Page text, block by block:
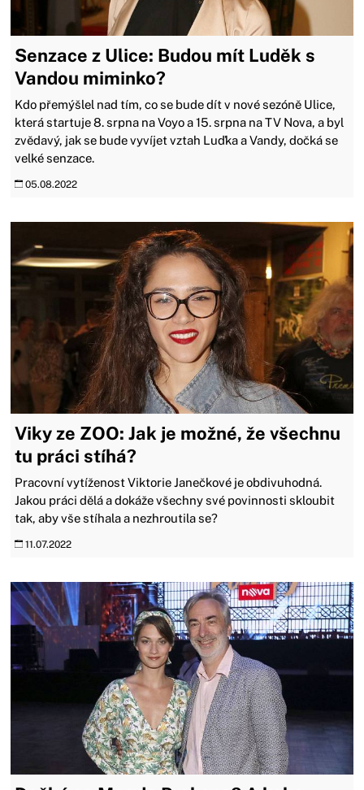
Senzace z Ulice: Budou mít Luděk s
Vandou miminko?
Kdo přemýšlel nad tím, co se bude dít v nové sezóně Ulice,
která startuje 8. srpna na Voyo a 15. srpna na TV Nova, a byl
zvědavý, jak se bude vyvíjet vztah Luďka a Vandy, dočká se
velké senzace.
05.08.2022
Viky ze ZOO: Jak je možné, že všechnu
tu práci stíhá?
Pracovní vytíženost Viktorie Janečkové je obdivuhodná.
Jakou práci dělá a dokáže všechny své povinnosti skloubit
tak, aby vše stíhala a nezhroutila se?
11.07.2022